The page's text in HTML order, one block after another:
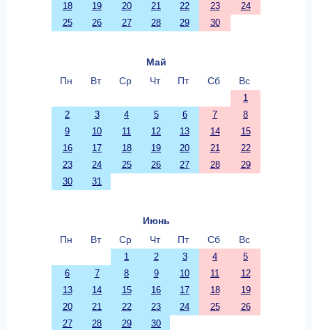
18
19 20 21 22 23
24
25
26 27 28 29 30
Май
Пн
Вт Ср Чт Пт Сб Вс
1
2
3 4 5 6 7
8
9
10 11 12 13 14
15
16
17 18 19 20 21
22
23
24 25 26 27 28
29
30
31
Июнь
Пн
Вт Ср Чт Пт Сб Вс
1 2 3 4
5
6
7 8 9 10 11
12
13
14 15 16 17 18
19
20
21 22 23 24 25
26
27
28 29 30